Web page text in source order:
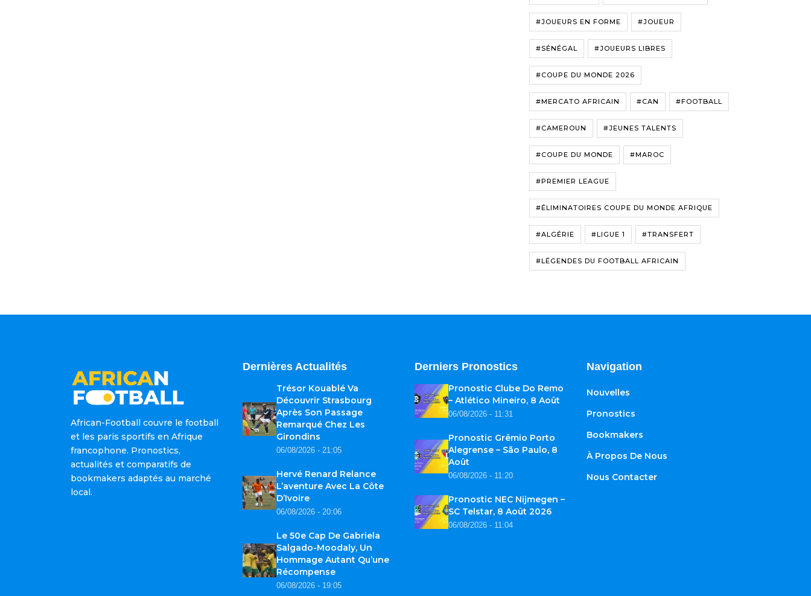
#JOUEURS EN FORME #JOUEUR
#SÉNÉGAL #JOUEURS LIBRES
#COUPE DU MONDE 2026
#MERCATO AFRICAIN #CAN #FOOTBALL
#CAMEROUN #JEUNES TALENTS
#COUPE DU MONDE #MAROC
#PREMIER LEAGUE
#ÉLIMINATOIRES COUPE DU MONDE AFRIQUE
#ALGÉRIE #LIGUE 1 #TRANSFERT
#LÉGENDES DU FOOTBALL AFRICAIN
African-Football couvre le football
et les paris sportifs en Afrique
francophone. Pronostics,
actualités et comparatifs de
bookmakers adaptés au marché
local.
Dernières Actualités
Trésor Kouablé Va
Découvrir Strasbourg
Après Son Passage
Remarqué Chez Les
Girondins
06/08/2026 - 21:05
Hervé Renard Relance
L’aventure Avec La Côte
D’Ivoire
06/08/2026 - 20:06
Le 50e Cap De Gabriela
Salgado-Moodaly, Un
Hommage Autant Qu’une
Récompense
06/08/2026 - 19:05
Derniers Pronostics
Pronostic Clube Do Remo
– Atlético Mineiro, 8 Août
06/08/2026 - 11:31
Pronostic Grêmio Porto
Alegrense – São Paulo, 8
Août
06/08/2026 - 11:20
Pronostic NEC Nijmegen –
SC Telstar, 8 Août 2026
06/08/2026 - 11:04
Navigation
Nouvelles
Pronostics
Bookmakers
À Propos De Nous
Nous Contacter